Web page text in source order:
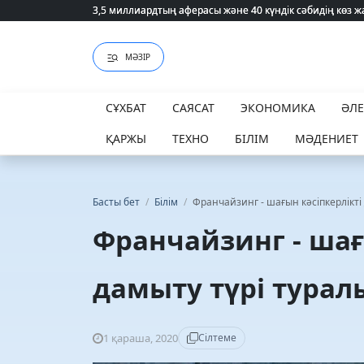
3,5 миллиардтың аферасы және 40 күндік сәбидің
3,5 миллиардтың аферасы және 40 күндік сәбидің
МӘЗІР
СҰХБАТ САЯСАТ ЭКОНОМИКА
ҚАРЖЫ
ТЕХНО БІЛІМ МӘДЕНИЕТ
Басты бет / Білім / Франчайзинг - шағын
Франчайзинг -
дамыту түрі
1 қараша, 2020 Сілтеме